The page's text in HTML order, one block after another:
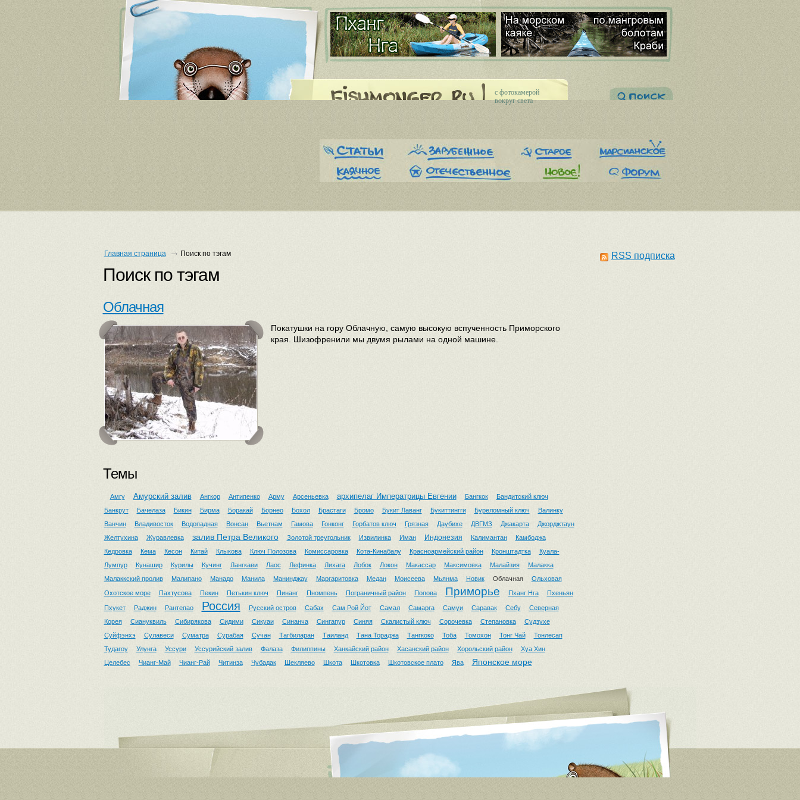
c фотокамерой
вокруг света
Главная страница Поиск по тэгам
Поиск по тэгам
Облачная
Покатушки на гору Облачную, самую высокую вспученность Приморского
края. Шизофренили мы двумя рылами на одной машине.
Темы
Амгу Амурский залив Ангкор Антипенко Арму Арсеньевка архипелаг Императрицы Евгении Бангкок
Бандитский ключ
Банкрут
Бачелаза Бикин Бирма Боракай Борнео Бохол Брастаги Бромо Букит Лаванг Букиттингги Буреломный ключ
Валинку
Ванчин
Владивосток Водопадная Вонсан Вьетнам Гамова Гонконг Горбатов ключ Грязная Даубихе ДВГМЗ Джакарта
Джорджтаун
Желтухина
Журавлевка залив Петра Великого Золотой треугольник Извилинка Иман Индонезия Калимантан
Камбоджа
Кедровка
Кема Кесон Китай Клыкова Ключ Полозова Комиссаровка Кота-Кинабалу Красноармейский район Кронштадтка
Куала-
Лумпур
Кунашир Курилы Кучинг Лангкави Лаос Лефинка Лихага Лобок Локон Макассар Максимовка Малайзия
Малакка
Малаккский пролив
Малипано Манадо Манила Манинджау Маргаритовка Медан Моисеева Мьянма Новик Облачная
Ольховая
Охотское море
Пахтусова Пекин Петькин ключ Пинанг Пномпень Пограничный район Попова Приморье Пханг Нга Пхеньян
Пхукет Раджин Рантепао Россия Русский остров Сабах Сам Рой Йот Самал Самарга Самуи Саравак Себу
Северная
Корея
Сиануквиль Сибирякова Сидими Сикуаи Синанча Сингапур Синяя Скалистый ключ Сорочевка Степановка
Судзухе
Суйфэнхэ
Сулавеси Суматра Сурабая Сучан Тагбиларан Таиланд Тана Тораджа Тангкоко Тоба Томохон Тонг Чай
Тонлесап
Тудагоу
Улунга Уссури Уссурийский залив Фалаза Филиппины Ханкайский район Хасанский район Хорольский район
Хуа Хин
Целебес
Чианг-Май Чианг-Рай Читинза Чубадак Шекляево Шкота Шкотовка Шкотовское плато Ява Японское море
RSS подписка